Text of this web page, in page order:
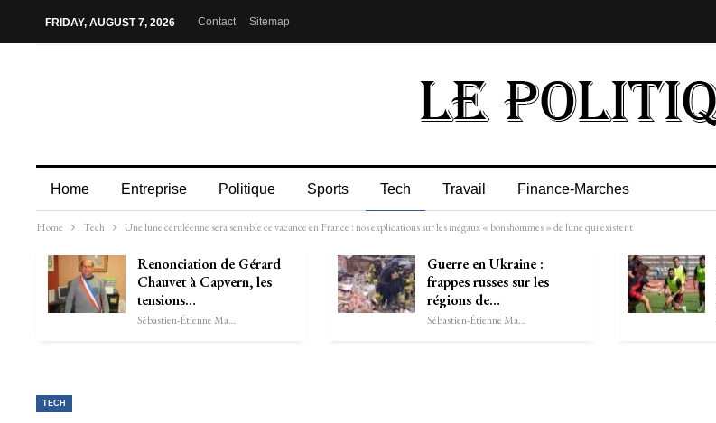
FRIDAY, AUGUST 7, 2026 Contact Sitemap
Home Entreprise Politique Sports Tech Travail Finance-Marches
Home Tech Une lune céruléenne sera sensible ce vacance en France : nos explications sur les inégaux « bonshommes » de lune qui existent
Renonciation de Gérard
Chauvet à Capvern, les
tensions…
Sébastien-Étienne Marechal
Guerre en Ukraine :
frappes russes sur les
régions de…
Sébastien-Étienne Marechal
TECH